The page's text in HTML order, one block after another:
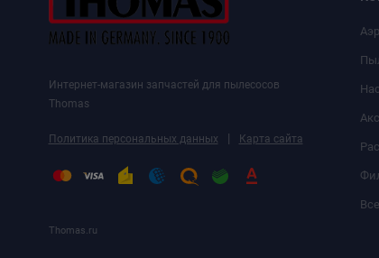
Интернет-магазин запчастей для пылесосов
Thomas
Политика персональных данных | Карта сайта
Thomas.ru